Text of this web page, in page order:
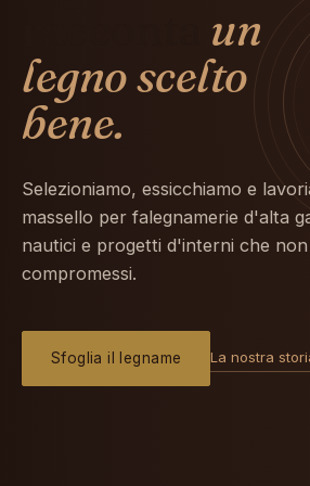
un
legno scelto
bene.
Selezioniamo, essicchiamo e
massello per falegnamerie d'alta
nautici e progetti d'interni che
compromessi.
Sfoglia il legname La nostra